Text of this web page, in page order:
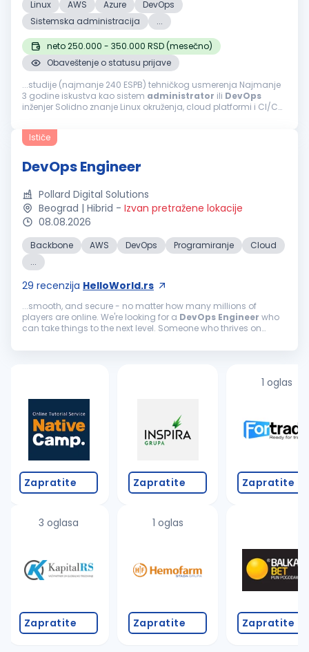
Linux AWS Azure
DevOps
Sistemska administracija
...
neto 250.000 - 350.000 RSD (mesečno)
Obaveštenje o statusu prijave
...studije (najmanje 240 ESPB) tehničkog usmerenja Najmanje
3 godine iskustva kao sistem administrator ili DevOps
inženjer Solidno znanje Linux okruženja, cloud platformi i CI/CD
Ističe
DevOps Engineer
Pollard Digital Solutions
Beograd | Hibrid - Izvan pretražene lokacije
08.08.2026
Backbone AWS DevOps Programiranje
Cloud
...
29 recenzija HelloWorld.rs
...smooth, and secure - no matter how many millions of
players are online. We're looking for a DevOps Engineer who
can take things to the next level. Someone who thrives on
turn complex
Zapratite
3 oglasa
Zapratite
Zapratite
1 oglas
Zapratite
1 oglas
Zapratite
Zapratite